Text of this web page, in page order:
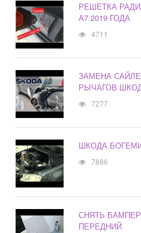
РЕШЕТКА
А7 2019 ГОДА
4711
ЗАМЕНА
РЫЧАГОВ
7277
ШКОДА
7886
СНЯТЬ
ПЕРЕДНИЙ